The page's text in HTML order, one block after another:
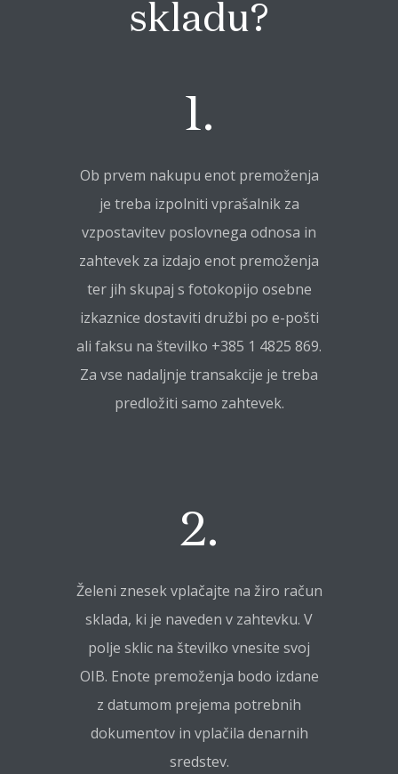
skladu?
1.
Ob prvem nakupu enot premoženja
je treba izpolniti vprašalnik za
vzpostavitev poslovnega odnosa in
zahtevek za izdajo enot premoženja
ter jih skupaj s fotokopijo osebne
izkaznice dostaviti družbi po e-pošti
ali faksu na številko +385 1 4825 869.
Za vse nadaljnje transakcije je treba
predložiti samo zahtevek.
2.
Želeni znesek vplačajte na žiro račun
sklada, ki je naveden v zahtevku. V
polje sklic na številko vnesite svoj
OIB. Enote premoženja bodo izdane
z datumom prejema potrebnih
dokumentov in vplačila denarnih
sredstev.